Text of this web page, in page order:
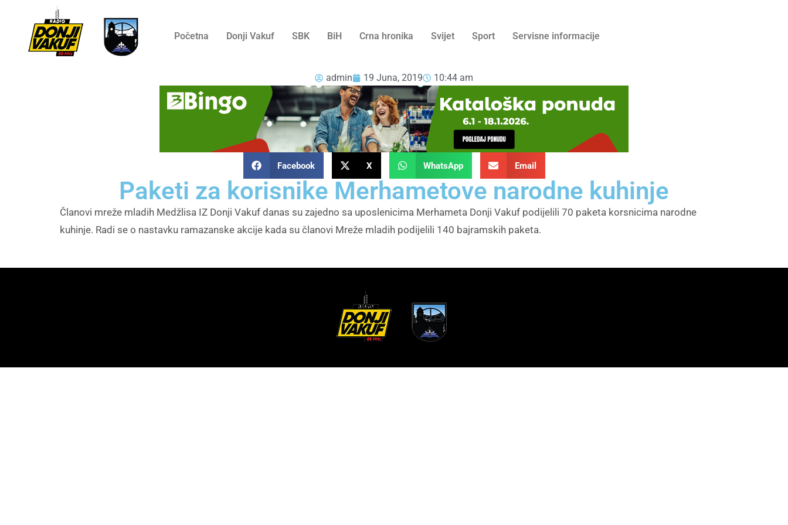
Početna Donji Vakuf SBK BiH Crna hronika Svijet Sport Servisne informacije
admin 19 Juna, 2019 10:44 am
Facebook X WhatsApp Email
Paketi za korisnike Merhametove narodne kuhinje
Članovi mreže mladih Medžlisa IZ Donji Vakuf danas su zajedno sa uposlenicima Merhameta Donji Vakuf podijelili 70 paketa korsnicima narodne
kuhinje. Radi se o nastavku ramazanske akcije kada su članovi Mreže mladih podijelili 140 bajramskih paketa.